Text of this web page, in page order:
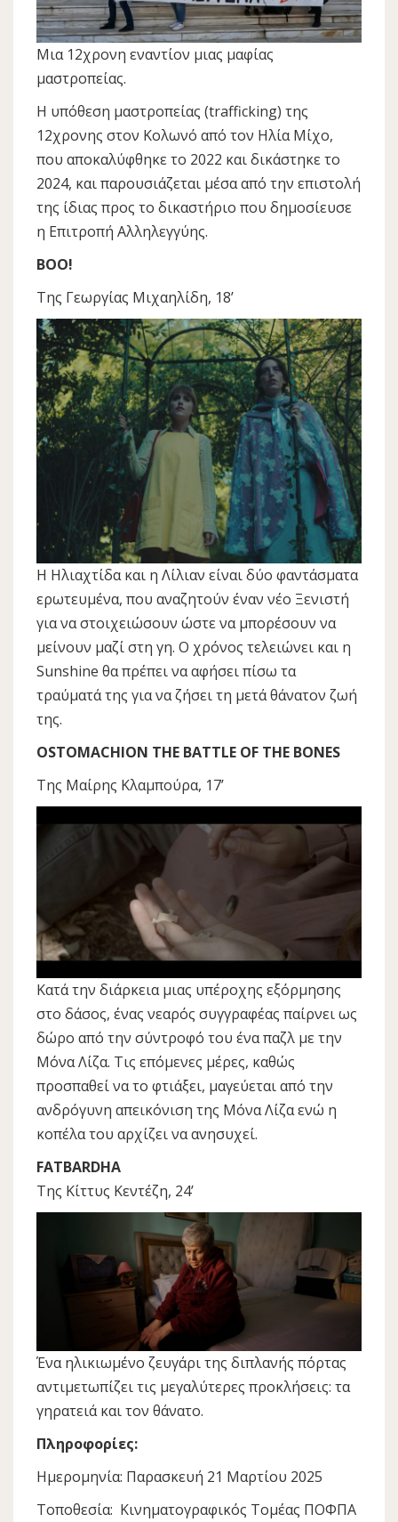
Μια 12χρονη εναντίον μιας μαφίας
μαστροπείας.
Η υπόθεση μαστροπείας (trafficking) της
12χρονης στον Κολωνό από τον Ηλία Μίχο,
που αποκαλύφθηκε το 2022 και δικάστηκε το
2024, και παρουσιάζεται μέσα από την επιστολή
της ίδιας προς το δικαστήριο που δημοσίευσε
η Επιτροπή Αλληλεγγύης.
BOO!
Της Γεωργίας Μιχαηλίδη, 18’
Η Ηλιαχτίδα και η Λίλιαν είναι δύο φαντάσματα
ερωτευμένα, που αναζητούν έναν νέο Ξενιστή
για να στοιχειώσουν ώστε να μπορέσουν να
μείνουν μαζί στη γη. Ο χρόνος τελειώνει και η
Sunshine θα πρέπει να αφήσει πίσω τα
τραύματά της για να ζήσει τη μετά θάνατον ζωή
της.
OSTOMACHION THE BATTLE OF THE BONES
Της Μαίρης Κλαμπούρα, 17’
Κατά την διάρκεια μιας υπέροχης εξόρμησης
στο δάσος, ένας νεαρός συγγραφέας παίρνει ως
δώρο από την σύντροφό του ένα παζλ με την
Μόνα Λίζα. Τις επόμενες μέρες, καθώς
προσπαθεί να το φτιάξει, μαγεύεται από την
ανδρόγυνη απεικόνιση της Μόνα Λίζα ενώ η
κοπέλα του αρχίζει να ανησυχεί.
FATBARDHA
Της Κίττυς Κεντέζη, 24’
Ένα ηλικιωμένο ζευγάρι της διπλανής πόρτας
αντιμετωπίζει τις μεγαλύτερες προκλήσεις: τα
γηρατειά και τον θάνατο.
Πληροφορίες:
Ημερομηνία: Παρασκευή 21 Μαρτίου 2025
Τοποθεσία: Κινηματογραφικός Τομέας ΠΟΦΠΑ